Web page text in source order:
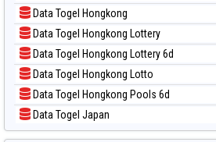
📝 Pola Dasar Sao Paulo
📝 Pola Dasar Singapore
📝 Pola Dasar Sydney
📝 Pola Dasar Sydney Lottery
📝 Pola Dasar Sydney Lottery 6d
📝 Pola Dasar Sydney Lotto
Data Togel Hongkong
Data Togel Hongkong Lottery
Data Togel Hongkong Lottery 6d
Data Togel Hongkong Lotto
Data Togel Hongkong Pools 6d
Data Togel Japan
Data Togel Japan 6d